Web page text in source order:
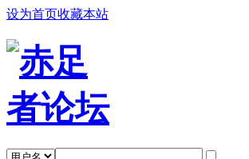
设为首页收藏本站